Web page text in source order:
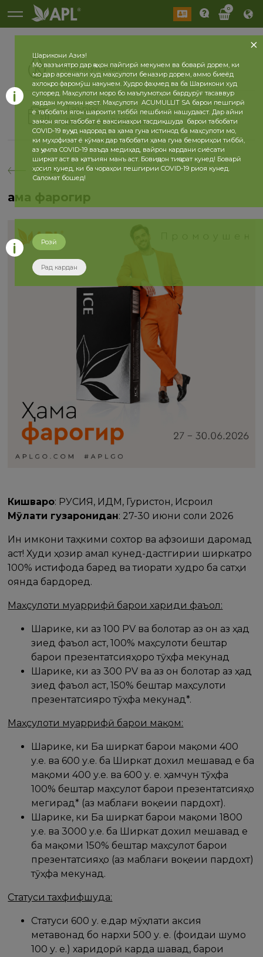
0
Амалкунанда
Таърих
2026 сол 2025 сол
бозгашт
Ҳама фарогир
Кишварҳо: РУСИЯ, ИДМ, Гурҷистон, Исроил
Мӯҳлати гузаронидан: 27-30 июни соли 2026
Ин имкони таҳкими сохтор ва афзоиши даромад
аст! Худи ҳозир амал кунед-дастгирии ширкатро
100% истифода баред ва тиҷорати худро ба сатҳи
оянда бардоред.
Маҳсулоти муаррифӣ барои хариди фаъол:
Шарике, ки аз 100 PV ва болотар аз он аз ҳад
зиед фаъол аст, 100% маҳсулоти бештар
барои презентатсияҳоро тӯҳфа мекунад
Шарике, ки аз 300 PV ва аз он болотар аз ҳад
зиед фаъол аст, 150% бештар маҳсулоти
презентатсияро тӯҳфа мекунад*.
Маҳсулоти муаррифӣ барои мақом:
Шарике, ки Ба ширкат барои мақоми 400
у.е. ва 600 у.е. ба Ширкат дохил мешавад е ба
мақоми 400 у.е. ва 600 у. е. ҳамчун тӯҳфа
100% бештар маҳсулот барои презентатсияҳо
мегирад* (аз маблағи воқеии пардохт).
Шарике, ки Ба ширкат барои мақоми 1800
у.е. ва 3000 у.е. ба Ширкат дохил мешавад е
ба мақоми 150% бештар маҳсулот барои
презентатсияҳо (аз маблағи воқеии пардохт)
тӯҳфа мекунад.
Статуси тахфифшуда:
Статуси 600 у. е.дар мӯҳлати аксия
метавонад бо нархи 500 у. е. (фоидаи шумо
100 у. е.) харидорӣ карда шавад, барои
Шарикони Азиз!
Мо вазъиятро дар ҷаҳон пайгирӣ мекунем ва боварӣ дорем, ки
мо дар арсенали худ маҳсулоти беназир дорем, аммо биеёд
ахлоқро фаромӯш накунем. Худро фаҳмед ва ба Шарикони худ
супоред. Маҳсулоти моро бо маълумотҳои бардурӯғ тасаввур
кардан мумкин нест. Маҳсулоти ACUMULLIT SA барои пешгирӣ
ё табобати ягон шароити тиббӣ пешбинӣ нашудааст. Дар айни
замон ягон табобат ё ваксинаҳои тасдиқшуда барои табобати
COVID-19 вуҷуд надорад ва ҳама гуна истинод ба маҳсулоти мо,
ки муҳофизат ё кӯмак дар табобати ҳама гуна бемориҳои тиббӣ,
аз ҷумла COVID-19 ваъда медиҳад, вайрон кардани сиёсати
ширкат аст ва қатъиян манъ аст. Бовиҷдон тиҷорат кунед! Боварӣ
ҳосил кунед, ки ба чораҳои пешгирии COVID-19 риоя кунед.
Саломат бошед!
Розӣ
Рад кардан